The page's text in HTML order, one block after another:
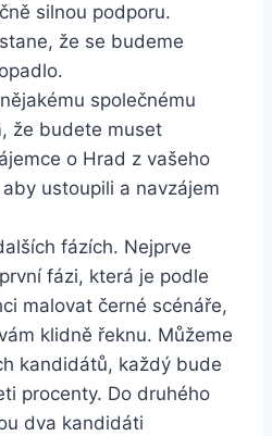
silnou podporu.
že se budeme
společnému
že budete muset
o Hrad z vašeho
ustoupili a navzájem
fázích. Nejprve
fázi, která je podle
malovat černé scénáře,
klidně řeknu. Můžeme
kandidátů, každý bude
procenty. Do druhého
dva kandidáti